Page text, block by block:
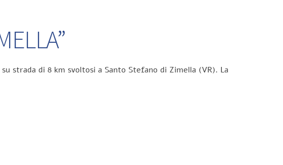
strada di 8 km svoltosi a Santo Stefano di Zimella (VR). La